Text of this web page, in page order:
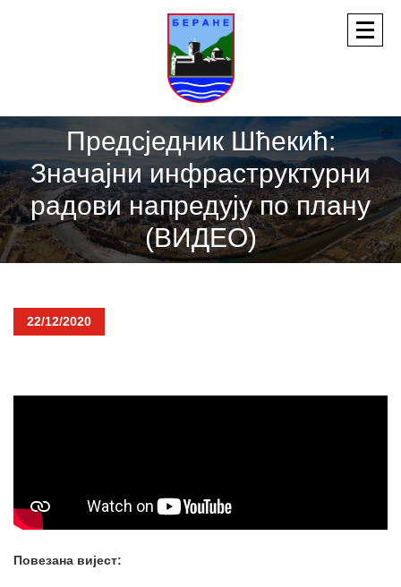
Предсједник Шћекић:
Значајни инфраструктурни
радови напредују по плану
(ВИДЕО)
22/12/2020
Повезана вијест: